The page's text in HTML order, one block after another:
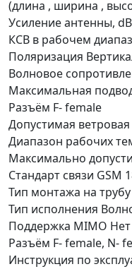
(длина , ширина ,
Усиление антенны,
КСВ в рабочем
Поляризация
Волновое
Максимальная
Разъём F- female
Допустимая ветровая
Диапазон рабочих
Максимально
Стандарт связи GSM
Тип монтажа на трубу
Тип исполнения
Поддержка MIMO Нет
Разъём F- female, N-
Инструкция по